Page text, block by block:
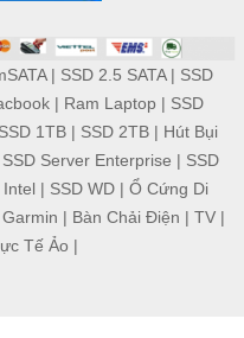
| SSD 2.5 SATA| SSD
| Ram Laptop| SSD
SSD 1TB| SSD 2TB| Hút Bụi
SSD Server Enterprise | SSD
Intel| SSD WD| Ổ Cứng Di
| Bàn Chải Điện | TV|
Tế Ảo |